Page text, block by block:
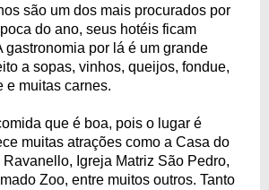
são um dos mais procurados por
do ano, seus hotéis ficam
gastronomia por lá é um grande
a sopas, vinhos, queijos, fondue,
e muitas carnes.
que é boa, pois o lugar é
muitas atrações como a Casa do
Igreja Matriz São Pedro,
Zoo, entre muitos outros. Tanto